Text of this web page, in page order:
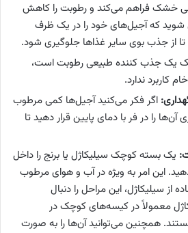
خشک فراهم می‌کند و رطوبت را کاهش
که آجیل‌های خود را در یک ظرف
تا از جذب بوی سایر غذاها جلوگیری شود.
یک جذب کننده طبیعی رطوبت است،
کاربرد ندارد.
اگر فکر می‌کنید آجیل‌ها کمی مرطوب
آن‌ها را در فر با دمای پایین قرار دهید تا
یک بسته کوچک سیلیکاژل یا برنج را داخل
این امر به ویژه در آب و هوای مرطوب
از سیلیکاژل، این مراحل را دنبال
معمولاً در کیسه‌های کوچک در
همچنین می‌توانید آن‌ها را به صورت